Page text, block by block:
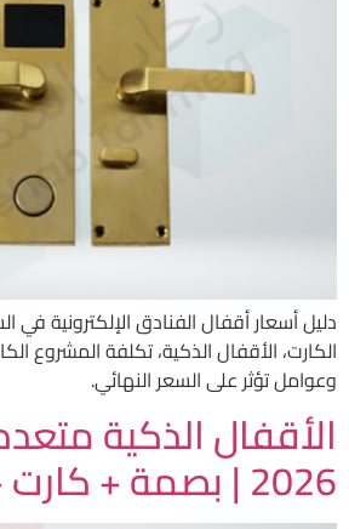
الكارت، الأقفال الذكية، تكلفة المشروع
وعوامل تؤثر على السعر النهائي.
الأقفال الذكية
2026 | بصمة + كارت + رمز